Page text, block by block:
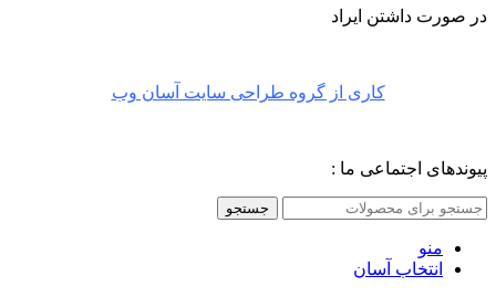
در صورت داشتن ایراد
کاری از گروه طراحی سایت آسان وب
پیوندهای اجتماعی ما :
جستجو
منو
انتخاب آسان